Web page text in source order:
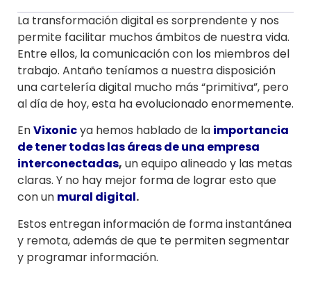
La transformación digital es sorprendente y nos
permite facilitar muchos ámbitos de nuestra vida.
Entre ellos, la comunicación con los miembros del
trabajo. Antaño teníamos a nuestra disposición
una cartelería digital mucho más “primitiva”, pero
al día de hoy, esta ha evolucionado enormemente.
EnVixonicya hemos hablado de la importancia
de tener todas las áreas de una empresa
interconectadas, un equipo alineado y las metas
claras. Y no hay mejor forma de lograr esto que
con un mural digital.
Estos entregan información de forma instantánea
y remota, además de que te permiten segmentar
y programar información.